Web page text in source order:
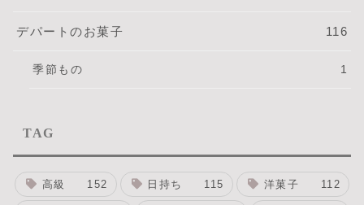
デパートのお菓子 116
季節もの 1
TAG
高級 152 日持ち 115 洋菓子 112